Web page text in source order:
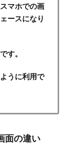
マホでの画
ースになり
す。
うに利用で
面の違い